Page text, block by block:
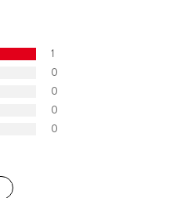
1
0
0
0
0